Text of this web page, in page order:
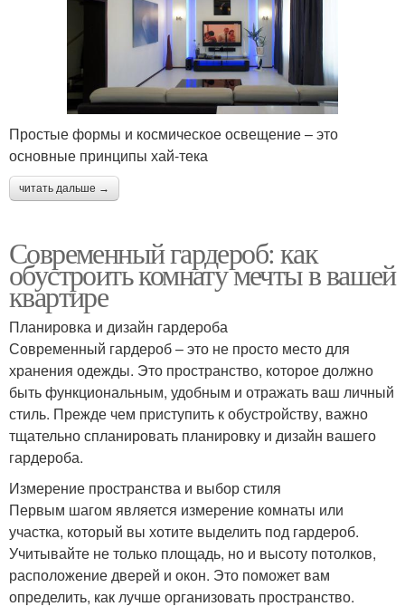
Простые формы и космическое освещение – это
основные принципы хай-тека
читать дальше →
Современный гардероб: как
обустроить комнату мечты в вашей
квартире
Планировка и дизайн гардероба
Современный гардероб – это не просто место для
хранения одежды. Это пространство, которое должно
быть функциональным, удобным и отражать ваш личный
стиль. Прежде чем приступить к обустройству, важно
тщательно спланировать планировку и дизайн вашего
гардероба.
Измерение пространства и выбор стиля
Первым шагом является измерение комнаты или
участка, который вы хотите выделить под гардероб.
Учитывайте не только площадь, но и высоту потолков,
расположение дверей и окон. Это поможет вам
определить, как лучше организовать пространство.